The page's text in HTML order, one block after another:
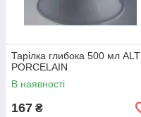
Тарілка глибока 500 мл ALT
PORCELAIN
В наявності
167 ₴